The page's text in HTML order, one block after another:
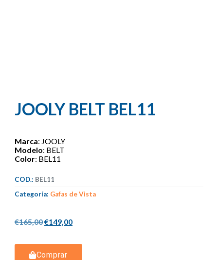
JOOLY BELT BEL11
Marca: JOOLY
Modelo: BELT
Color: BEL11
COD.: BEL11
Categoría: Gafas de Vista
€165,00€149,00
Comprar